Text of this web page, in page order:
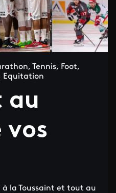
Tennis, Foot,
Equitation
au
à la Toussaint et tout au